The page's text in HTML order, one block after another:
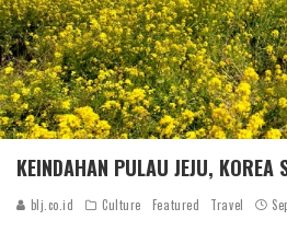
KEINDAHAN PULAU JEJU, KOREA
blj.co.id Culture Featured Travel